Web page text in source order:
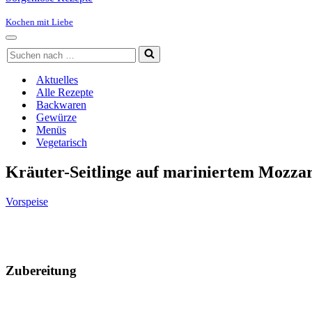
Kochen mit Liebe
Navigationsmenü
Suchen
nach …
Aktuelles
Alle Rezepte
Backwaren
Gewürze
Menüs
Vegetarisch
Kräuter-Seitlinge auf mariniertem
Vorspeise
Zubereitung